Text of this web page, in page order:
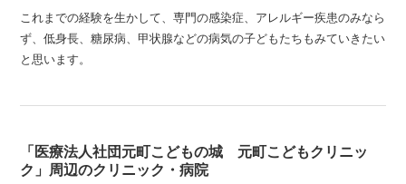
これまでの経験を生かして、専門の感染症、アレルギー疾患のみなら
ず、低身長、糖尿病、甲状腺などの病気の子どもたちもみていきたい
と思います。
「医療法人社団元町こどもの城 元町こどもクリニッ
ク」周辺のクリニック・病院